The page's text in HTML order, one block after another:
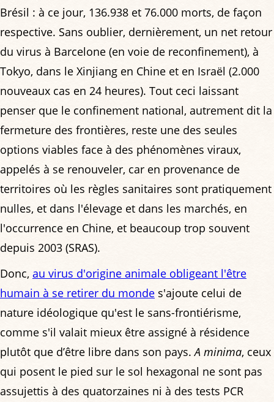
Brésil : à ce jour, 136.938 et 76.000 morts, de façon
respective. Sans oublier, dernièrement, un net retour
du virus à Barcelone (en voie de reconfinement), à
Tokyo, dans le Xinjiang en Chine et en Israël (2.000
nouveaux cas en 24 heures). Tout ceci laissant
penser que le confinement national, autrement dit la
fermeture des frontières, reste une des seules
options viables face à des phénomènes viraux,
appelés à se renouveler, car en provenance de
territoires où les règles sanitaires sont pratiquement
nulles, et dans l'élevage et dans les marchés, en
l'occurrence en Chine, et beaucoup trop souvent
depuis 2003 (SRAS).
Donc, au virus d'origine animale obligeant l'être
humain à se retirer du monde s'ajoute celui de
nature idéologique qu'est le sans-frontiérisme,
comme s'il valait mieux être assigné à résidence
plutôt que d’être libre dans son pays.A minima, ceux
qui posent le pied sur le sol hexagonal ne sont pas
assujettis à des quatorzaines ni à des tests PCR